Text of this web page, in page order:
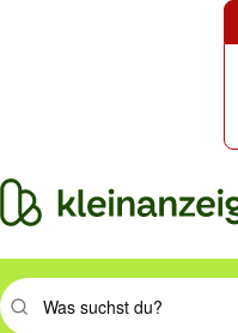
Suchbegriff eingeben.